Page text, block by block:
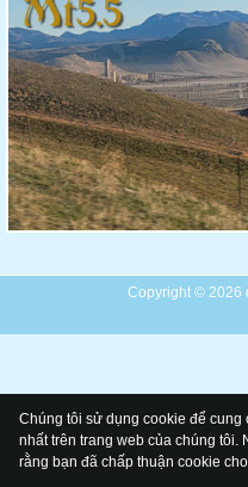
Copyright © 2026
Chúng tôi sử dụng cookie để cung
nhất trên trang web của chúng tôi.
rằng bạn đã chấp thuận cookie